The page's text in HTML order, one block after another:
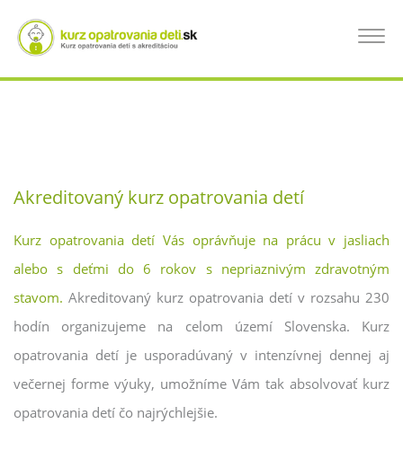
hlavný
obsah
Toggle
KURZ OPATROVANIA DETÍ BREZNO, KURZ
PRE OPATROVATEĽKÝ DETÍ
Akreditovaný kurz opatrovania detí
Kurz opatrovania detí Vás oprávňuje na prácu v jasliach
alebo s deťmi do 6 rokov s nepriaznivým zdravotným
stavom. Akreditovaný kurz opatrovania detí v rozsahu 230
hodín organizujeme na celom území Slovenska. Kurz
opatrovania detí je usporadúvaný v intenzívnej dennej aj
večernej forme výuky, umožníme Vám tak absolvovať kurz
opatrovania detí čo najrýchlejšie.